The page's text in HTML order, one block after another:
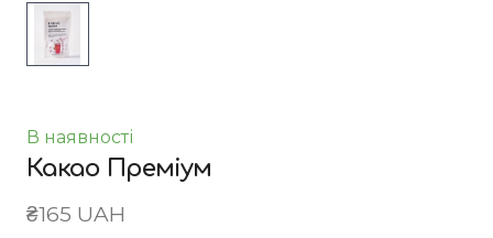
В наявності
Какао Преміум
₴165 UAH